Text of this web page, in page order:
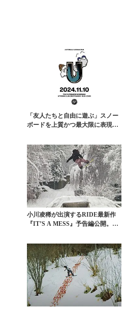
「友人たちと自由に遊ぶ」スノー
ボードを上質かつ最大限に表現し
小川凌稀が出演するRIDE最新作
『IT’S A MESS』予告編公開。ス